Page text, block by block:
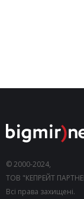
© 2000-2024,
ТОВ "КЕПРЕЙТ
Всі права захищені.